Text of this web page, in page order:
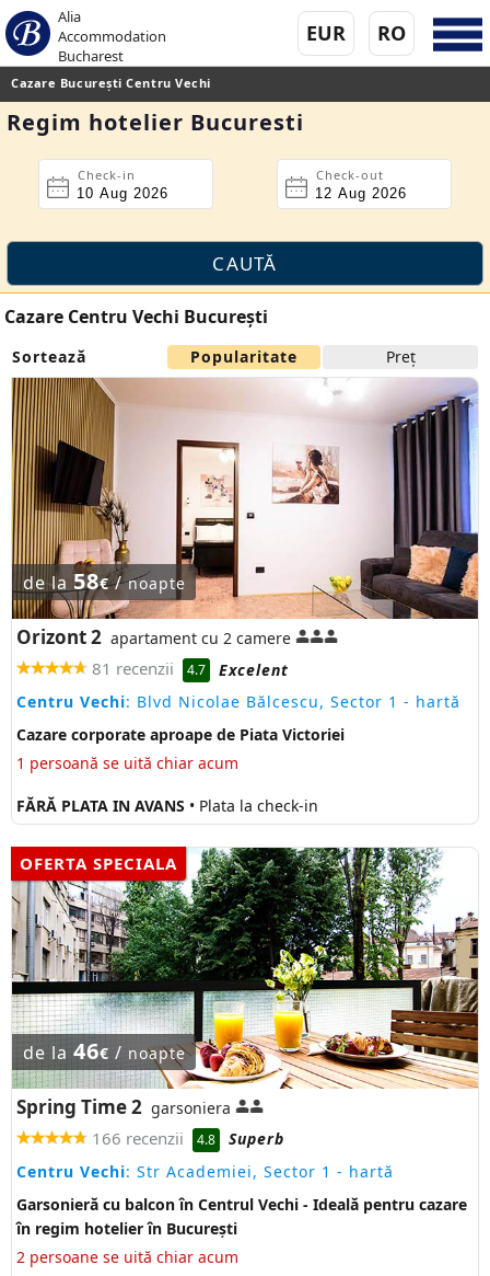
Alia
Accommodation
Bucharest
RO
EUR
Cazare București Centru Vechi
Regim hotelier Bucuresti
Check-in Check-out
Cazare Centru Vechi București
Sortează Popularitate Preţ
de la 58€/noapte
Orizont 2 apartament cu 2 camere
81 recenzii 4.7
Excelent
Centru Vechi: Blvd Nicolae Bălcescu, Sector 1 - hartă
Cazare corporate aproape de Piata Victoriei
1 persoană se uită chiar acum
FĂRĂ PLATA IN AVANS • Plata la check-in
OFERTA SPECIALA
de la 46€ / noapte
Spring Time 2 garsoniera
166 recenzii 4.8
Superb
Centru Vechi: Str Academiei, Sector 1 - hartă
Garsonieră cu balcon în Centrul Vechi - Ideală pentru cazare
în regim hotelier în București
2 persoane se uită chiar acum